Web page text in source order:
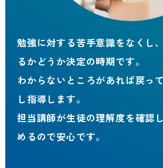
勉強に対する苦手意識をなくし
るかどうか決定の時期です。
わからないところがあれば戻っ
し指導します。
担当講師が生徒の理解度を確認
めるので安心です。